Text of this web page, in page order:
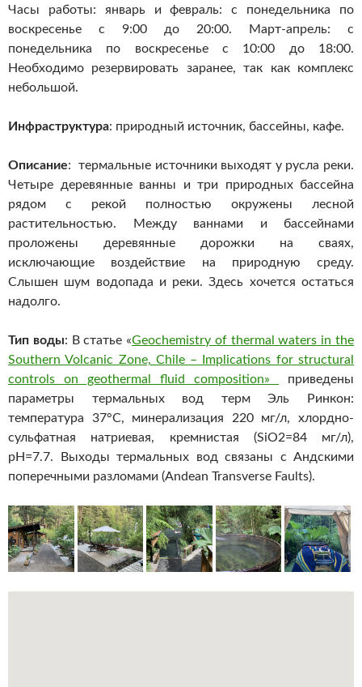
Часы работы: январь и февраль: с понедельника по
воскресенье с 9:00 до 20:00. Март-апрель: с
понедельника по воскресенье с 10:00 до 18:00.
Необходимо резервировать заранее, так как комплекс
небольшой.
Инфраструктура: природный источник, бассейны, кафе.
Описание: термальные источники выходят у русла реки.
Четыре деревянные ванны и три природных бассейна
рядом с рекой полностью окружены лесной
растительностью. Между ваннами и бассейнами
проложены деревянные дорожки на сваях,
исключающие воздействие на природную среду.
Слышен шум водопада и реки. Здесь хочется остаться
надолго.
Тип воды: В статье «Geochemistry of thermal waters in the
Southern Volcanic Zone, Chile – Implications for structural
controls on geothermal fluid composition»
приведены
параметры термальных вод терм Эль Ринкон:
температура 37°С, минерализация 220 мг/л, хлордно-
сульфатная натриевая, кремнистая (SiO2=84 мг/л),
pH=7.7. Выходы термальных вод связаны с Андскими
поперечными разломами (Andean Transverse Faults).